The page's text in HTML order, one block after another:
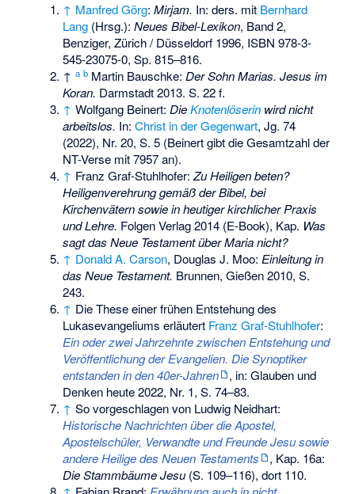
↑ Manfred Görg:Mirjam. In: ders. mit Bernhard
Lang (Hrsg.):Neues Bibel-Lexikon, Band 2,
Benziger, Zürich / Düsseldorf 1996, ISBN 978-3-
545-23075-0, Sp. 815–816.
↑a b Martin Bauschke:Der Sohn Marias. Jesus im
Koran. Darmstadt 2013. S. 22 f.
↑ Wolfgang Beinert:DieKnotenlöserin wird nicht
arbeitslos. In:Christ in der Gegenwart, Jg. 74
(2022), Nr. 20, S. 5 (Beinert gibt die Gesamtzahl der
NT-Verse mit 7957 an).
↑ Franz Graf-Stuhlhofer:Zu Heiligen beten?
Heiligenverehrung gemäß der Bibel, bei
Kirchenvätern sowie in heutiger kirchlicher Praxis
und Lehre. Folgen Verlag 2014 (E-Book), Kap. Was
sagt das Neue Testament über Maria nicht?
↑ Donald A. Carson, Douglas J. Moo: Einleitung in
das Neue Testament. Brunnen, Gießen 2010, S.
243.
↑ Die These einer frühen Entstehung des
Lukasevangeliums erläutert Franz Graf-Stuhlhofer:
Ein oder zwei Jahrzehnte zwischen Entstehung und
Veröffentlichung der Evangelien. Die Synoptiker
entstanden in den 40er-Jahren
, in: Glauben und
Denken heute 2022, Nr. 1, S. 74–83.
↑ So vorgeschlagen von Ludwig Neidhart:
Historische Nachrichten über die Apostel,
Apostelschüler, Verwandte und Freunde Jesu sowie
andere Heilige des Neuen Testaments
, Kap. 16a:
Die Stammbäume Jesu(S. 109–116), dort 110.